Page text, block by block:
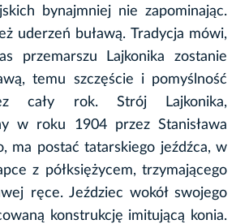
bynajmniej nie zapominając.
uderzeń buławą. Tradycja mówi,
przemarszu Lajkonika zostanie
temu szczęście i pomyślność
cały rok. Strój Lajkonika,
w roku 1904 przez Stanisława
ma postać tatarskiego jeźdźca, w
z półksiężycem, trzymającego
ręce. Jeździec wokół swojego
konstrukcję imitującą konia.